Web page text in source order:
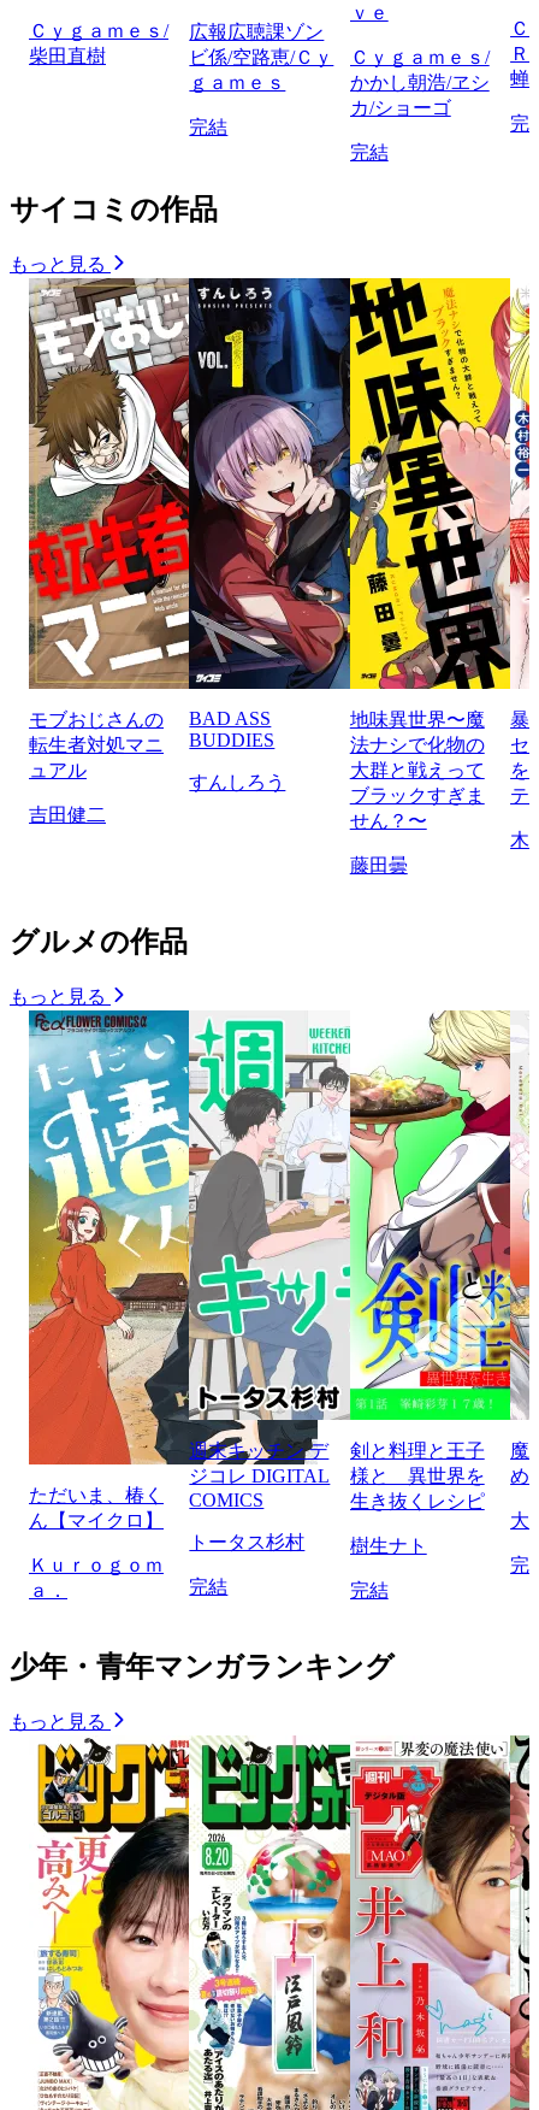
Ｃｙｇａｍｅｓ/
柴田直樹
広報広聴課ゾン
ビ係/空路恵/Ｃｙ
ｇａｍｅｓ
完結
ｖｅ
Ｃｙｇａｍｅｓ/
かかし朝浩/ヱシ
カ/ショーゴ
完結
Ｃ
Ｒ
蝉
完
サイコミの作品
もっと見る
モブおじさんの
転生者対処マニ
ュアル
吉田健二
BAD ASS
BUDDIES
すんしろう
地味異世界〜魔
法ナシで化物の
大群と戦えって
ブラックすぎま
せん？〜
藤田曇
暴
セ
を
テ
木
グルメの作品
もっと見る
ただいま、椿く
ん【マイクロ】
Ｋｕｒｏｇｏｍ
ａ．
週末キッチン デ
ジコレ DIGITAL
COMICS
トータス杉村
完結
剣と料理と王子
様と 異世界を
生き抜くレシピ
樹生ナト
完結
魔
め
大
完
少年・青年マンガランキング
もっと見る